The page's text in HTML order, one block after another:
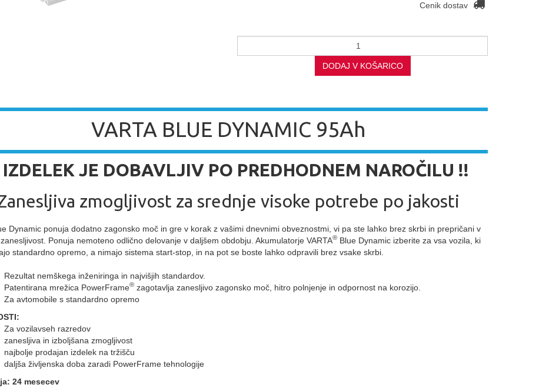
Cenik dostav
DODAJ V KOŠARICO
VARTA BLUE DYNAMIC 95Ah
JE DOBAVLJIV PO PREDHODNEM NAROČILU !!
zmogljivost za srednje visoke potrebe po jakosti
Dynamic ponuja dodatno zagonsko moč in gre v korak z vašimi dnevnimi obveznostmi, vi pa ste lahko brez skrbi in prepričani v
Ponuja nemoteno odlično delovanje v daljšem obdobju. Akumulatorje VARTA® Blue Dynamic izberite za vsa vozila, ki
standardno opremo, a nimajo sistema start-stop, in na pot se boste lahko odpravili brez vsake skrbi.
Rezultat nemškega inženiringa in najvišjih standardov.
Patentirana mrežica PowerFrame® zagotavlja zanesljivo zagonsko moč, hitro polnjenje in odpornost na korozijo.
Za avtomobile s standardno opremo
Za vozilavseh razredov
zanesljiva in izboljšana zmogljivost
najbolje prodajan izdelek na tržišču
daljša življenska doba zaradi PowerFrame tehnologije
24 mesecev